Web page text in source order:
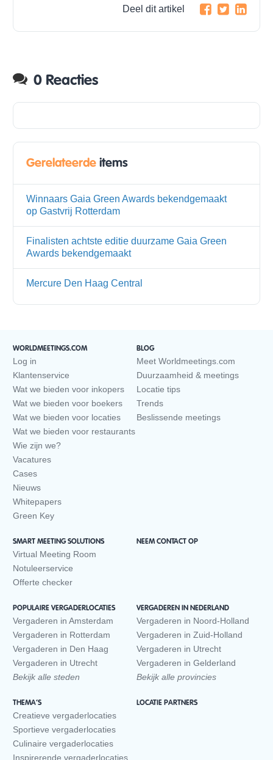
Deel dit artikel
0 Reacties
Gerelateerde items
Winnaars Gaia Green Awards bekendgemaakt
op Gastvrij Rotterdam
Finalisten achtste editie duurzame Gaia Green
Awards bekendgemaakt
Mercure Den Haag Central
WORLDMEETINGS.COM
Log in
Klantenservice
Wat we bieden voor inkopers
Wat we bieden voor boekers
Wat we bieden voor locaties
Wat we bieden voor restaurants
Wie zijn we?
Vacatures
Cases
Nieuws
Whitepapers
Green Key
BLOG
Meet Worldmeetings.com
Duurzaamheid & meetings
Locatie tips
Trends
Beslissende meetings
SMART MEETING SOLUTIONS
Virtual Meeting Room
Notuleerservice
Offerte checker
NEEM CONTACT OP
POPULAIRE VERGADERLOCATIES
Vergaderen in Amsterdam
Vergaderen in Rotterdam
Vergaderen in Den Haag
Vergaderen in Utrecht
Bekijk alle steden
VERGADEREN IN NEDERLAND
Vergaderen in Noord-Holland
Vergaderen in Zuid-Holland
Vergaderen in Utrecht
Vergaderen in Gelderland
Bekijk alle provincies
THEMA’S
Creatieve vergaderlocaties
Sportieve vergaderlocaties
Culinaire vergaderlocaties
Inspirerende vergaderlocaties
LOCATIE PARTNERS